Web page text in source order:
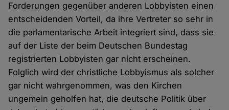
Forderungen gegenüber anderen Lobbyisten einen
entscheidenden Vorteil, da ihre Vertreter so sehr in
die parlamentarische Arbeit integriert sind, dass sie
auf der Liste der beim Deutschen Bundestag
registrierten Lobbyisten gar nicht erscheinen.
Folglich wird der christliche Lobbyismus als solcher
gar nicht wahrgenommen, was den Kirchen
ungemein geholfen hat, die deutsche Politik über